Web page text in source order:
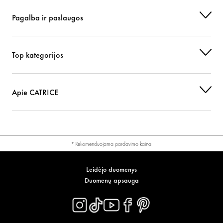
Pagalba ir paslaugos
Top kategorijos
Apie CATRICE
* Rekomenduojama pardavimo kaina
Leidėjo duomenys
Duomenų apsauga